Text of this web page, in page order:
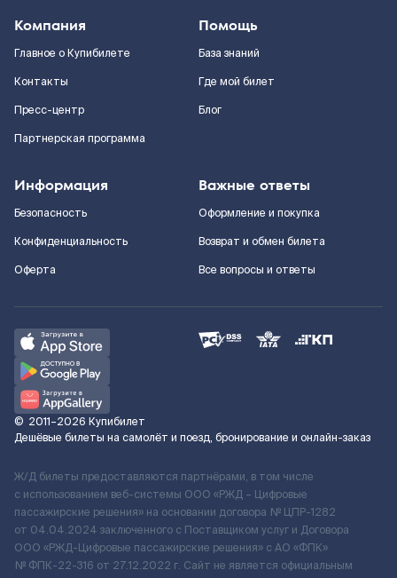
Компания
Главное о Купибилете
Контакты
Пресс-центр
Партнерская программа
Помощь
База знаний
Где мой билет
Блог
Информация
Безопасность
Конфиденциальность
Оферта
Важные ответы
Оформление и покупка
Возврат и обмен билета
Все вопросы и ответы
© 2011–2026 Купибилет
Дешёвые билеты на самолёт и поезд, бронирование и онлайн-заказ
Ж/Д билеты предоставляются партнёрами, в том числе
с использованием веб-системы ООО «РЖД – Цифровые
пассажирские решения» на основании договора № ЦПР-1282
от 04.04.2024 заключенного с Поставщиком услуг и Договора
ООО «РЖД-Цифровые пассажирские решения» c АО «ФПК»
№ ФПК-22-316 от 27.12.2022 г. Сайт не является официальным